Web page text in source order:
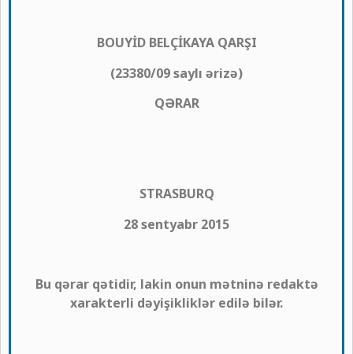
BOUYİD BELÇİKAYA QARŞI
(23380/09 saylı ərizə)
QƏRAR
STRASBURQ
28 sentyabr 2015
Bu qərar qətidir, lakin onun mətninə redaktə
xarakterli dəyişikliklər edilə bilər.